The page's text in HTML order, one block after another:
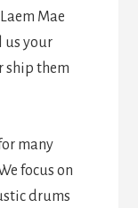
Mae
us your
ship them
many
focus on
drums